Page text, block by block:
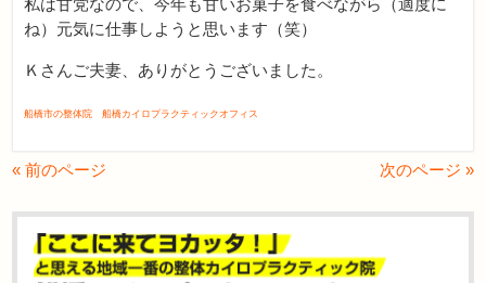
私は甘党なので、今年も甘いお菓子を食べながら（適度に
ね）元気に仕事しようと思います（笑）
Ｋさんご夫妻、ありがとうございました。
船橋市の整体院 船橋カイロプラクティックオフィス
« 前のページ 次のページ »